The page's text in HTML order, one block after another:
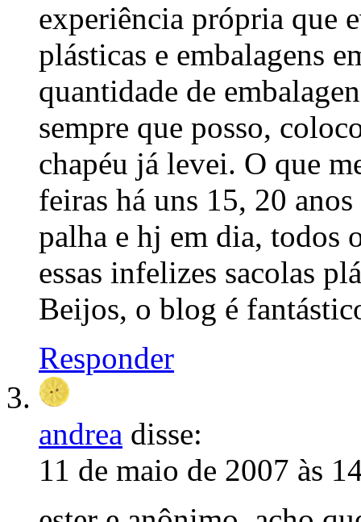
experiência própria que
plásticas e embalagens
quantidade de
sempre que posso,
chapéu já levei. O que
feiras há uns 15, 20
palha e hj em dia, todos
essas infelizes sacolas
Beijos, o blog é
Responder
andrea disse:
11 de maio de 2007 às